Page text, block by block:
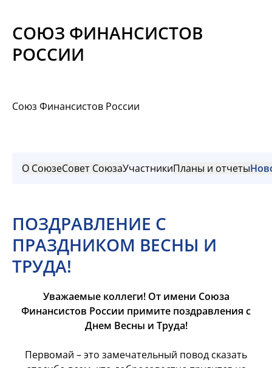
Материалы
СОЮЗ ФИНАНСИСТОВ
РОССИИ
Союз Финансистов России
О СоюзеСовет СоюзаУчастникиПланы и отчеты
ПОЗДРАВЛЕНИЕ С
ПРАЗДНИКОМ ВЕСНЫ И
ТРУДА!
Уважаемые коллеги! От имени Союза
Финансистов России примите поздравления с
Днем Весны и Труда!
Первомай – это замечательный повод сказать